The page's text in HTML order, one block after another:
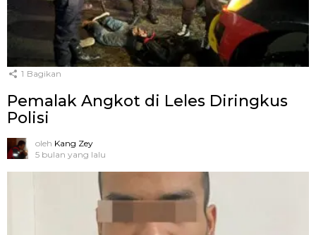
1 Bagikan
Pemalak Angkot di Leles Diringkus
Polisi
oleh Kang Zey
5 bulan yang lalu